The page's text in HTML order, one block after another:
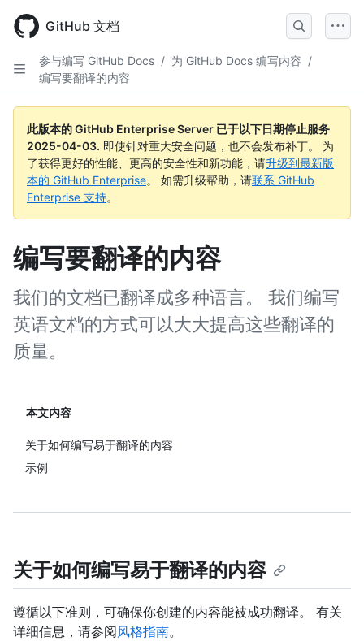
main
content
GitHub 文档
参与编写 GitHub Docs / 为 GitHub Docs 编写内容 /
编写要翻译的内容
此版本的 GitHub Enterprise Server 已于以下日期停止服务
2025-04-03. 即使针对重大安全问题，也不会发布补丁。 为
了获得更好的性能、更高的安全性和新功能，请升级到最新版
本的 GitHub Enterprise。 如需升级帮助，请联系 GitHub
Enterprise 支持。
编写要翻译的内容
我们的文档已翻译成多种语言。 我们编写
英语文档的方式可以大大提高这些翻译的
质量。
本文内容
关于如何编写易于翻译的内容
示例
关于如何编写易于翻译的内容
遵循以下准则，可确保你创建的内容能被成功翻译。 有关
详细信息，请参阅风格指南。